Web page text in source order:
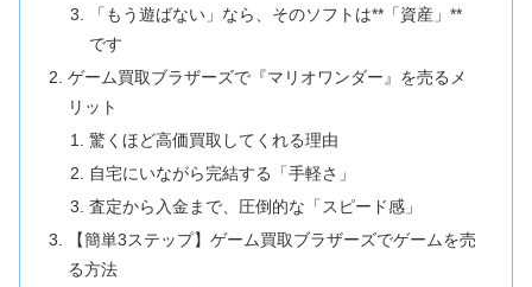
「もう遊ばない」なら、そのソフトは**「資産」**
です
ゲーム買取ブラザーズで『マリオワンダー』を売るメ
リット
驚くほど高価買取してくれる理由
自宅にいながら完結する「手軽さ」
査定から入金まで、圧倒的な「スピード感」
【簡単3ステップ】ゲーム買取ブラザーズでゲームを売
る方法